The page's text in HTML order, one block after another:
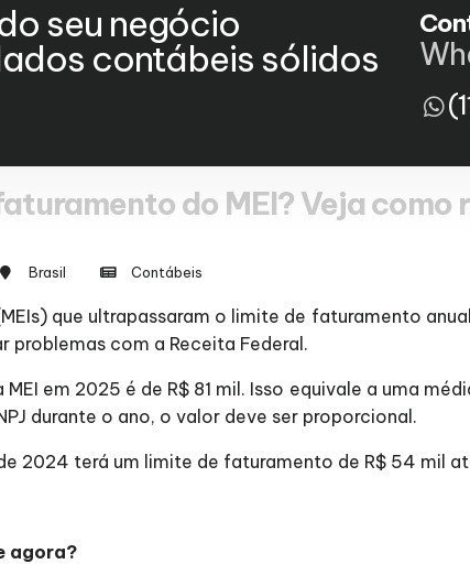
seu negócio
contábeis sólidos
do MEI? Veja como
Brasil Contábeis
que ultrapassaram o limite de faturamento
problemas com a Receita Federal.
em 2025 é de R$ 81 mil. Isso equivale a uma
durante o ano, o valor deve ser proporcional.
2024 terá um limite de faturamento de R$ 54 mil
agora?